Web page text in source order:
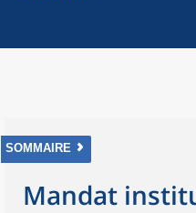
SOMMAIRE
Mandat